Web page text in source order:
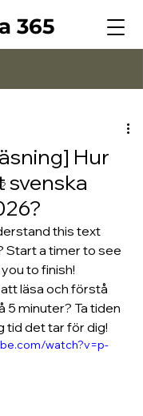
365
Hur
svenska
this text
Start a timer to see
to finish!
läsa och förstå
5 minuter? Ta tiden
tid det tar för dig!
watch?v=p-